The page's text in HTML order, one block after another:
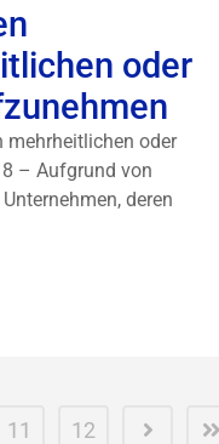
oder
mehrheitlichen oder
– Aufgrund von
deren
11 12